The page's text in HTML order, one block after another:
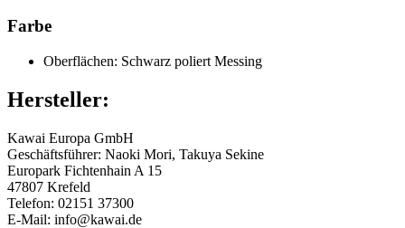
Farbe
Oberflächen: Schwarz poliert Messing
Hersteller:
Kawai Europa GmbH
Geschäftsführer: Naoki Mori, Takuya Sekine
Europark Fichtenhain A 15
47807 Krefeld
Telefon: 02151 37300
E-Mail: info@kawai.de